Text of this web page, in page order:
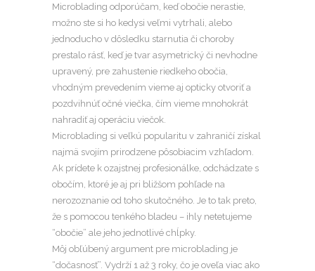
Microblading odporúčam, keď obočie nerastie,
možno ste si ho kedysi veľmi vytrhali, alebo
jednoducho v dôsledku starnutia či choroby
prestalo rásť, keď je tvar asymetrický či nevhodne
upravený, pre zahustenie riedkeho obočia,
vhodným prevedením vieme aj opticky otvoriť a
pozdvihnúť očné viečka, čím vieme mnohokrát
nahradiť aj operáciu viečok.
Microblading si veľkú popularitu v zahraničí získal
najmä svojím prirodzene pôsobiacim vzhľadom.
Ak prídete k ozajstnej profesionálke, odchádzate s
obočím, ktoré je aj pri bližšom pohľade na
nerozoznanie od toho skutočného. Je to tak preto,
že s pomocou tenkého bladeu – ihly netetujeme
“obočie” ale jeho jednotlivé chĺpky.
Môj obľúbený argument pre microblading je
“dočasnosť”. Vydrží 1 až 3 roky, čo je oveľa viac ako